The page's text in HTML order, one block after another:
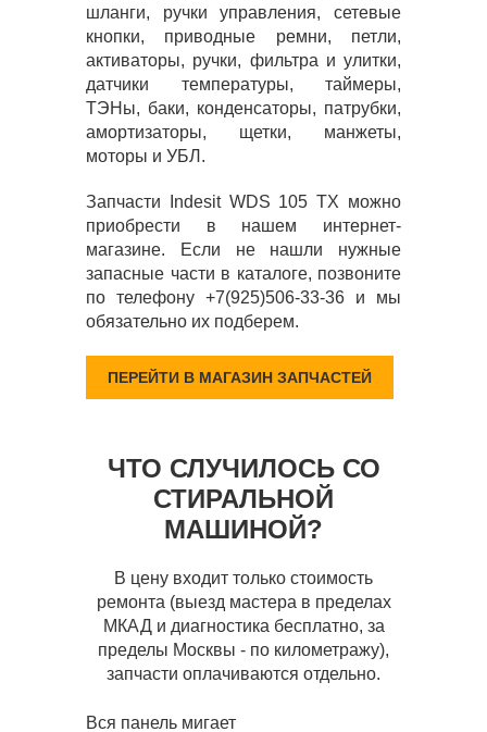
шланги, ручки управления, сетевые
кнопки, приводные ремни, петли,
активаторы, ручки, фильтра и улитки,
датчики температуры, таймеры,
ТЭНы, баки, конденсаторы, патрубки,
амортизаторы, щетки, манжеты,
моторы и УБЛ.
Запчасти Indesit WDS 105 TX можно
приобрести в нашем интернет-
магазине. Если не нашли нужные
запасные части в каталоге, позвоните
по телефону +7(925)506-33-36 и мы
обязательно их подберем.
ПЕРЕЙТИ В МАГАЗИН ЗАПЧАСТЕЙ
ЧТО СЛУЧИЛОСЬ СО
СТИРАЛЬНОЙ
МАШИНОЙ?
В цену входит только стоимость
ремонта (выезд мастера в пределах
МКАД и диагностика бесплатно, за
пределы Москвы - по километражу),
запчасти оплачиваются отдельно.
Вся панель мигает